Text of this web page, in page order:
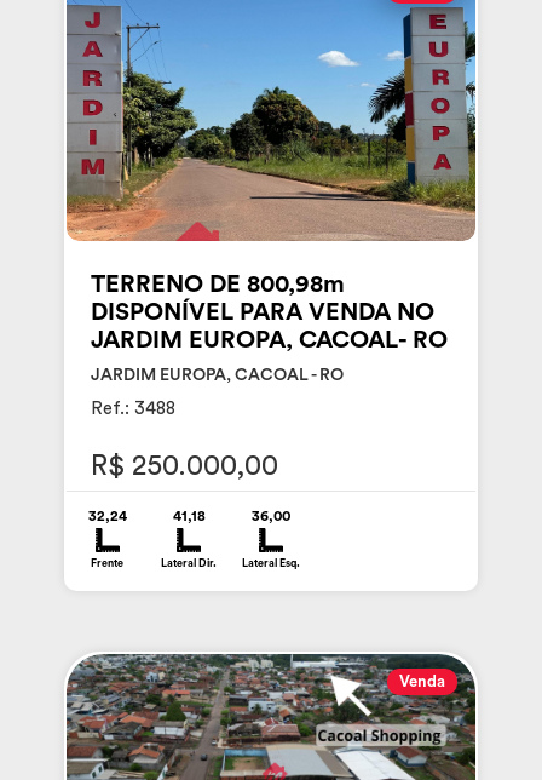
TERRENO DE 800,98m
DISPONÍVEL PARA VENDA NO
JARDIM EUROPA, CACOAL- RO
JARDIM EUROPA, CACOAL - RO
Ref.: 3488
R$ 250.000,00
32,24
Frente
41,18
Lateral Dir.
36,00
Lateral Esq.
Venda